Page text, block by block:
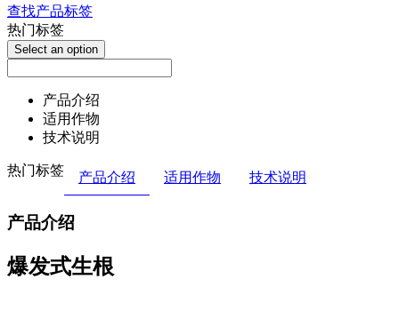
查找产品标签
热门标签
Select an option
产品介绍
适用作物
技术说明
热门标签 产品介绍 适用作物 技术说明
产品介绍
爆发式生根